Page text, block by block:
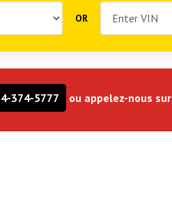
OR
374-5777 ou appelez-nous sur